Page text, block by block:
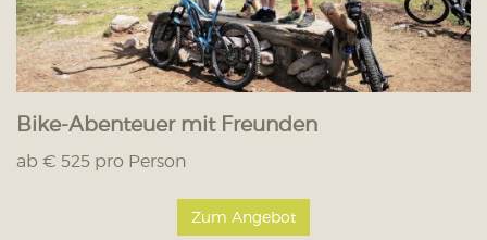
Bike-Abenteuer mit Freunden
ab € 525 pro Person
Zum Angebot